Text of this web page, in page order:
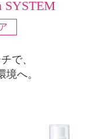
SYSTEM
で、
へ。